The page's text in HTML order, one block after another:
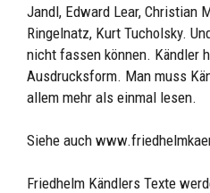
Jandl, Edward Lear, Christian
Ringelnatz, Kurt Tucholsky.
nicht fassen können. Kändler
Ausdrucksform. Man muss
allem mehr als einmal lesen.
Siehe auch
Friedhelm Kändlers Texte